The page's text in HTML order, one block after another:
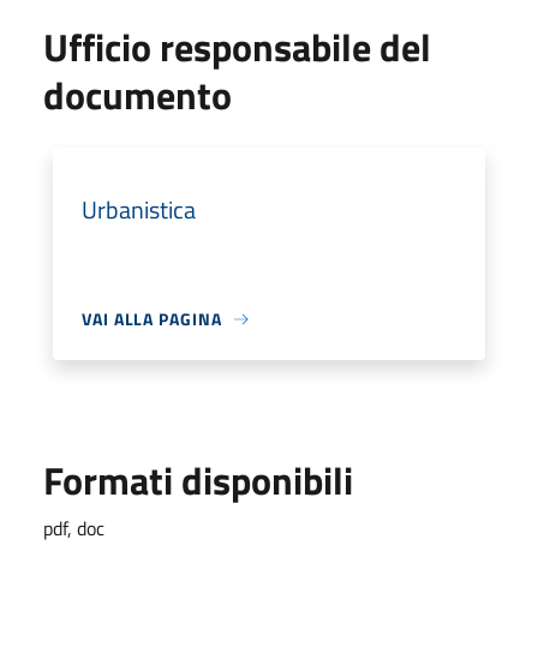
Ufficio responsabile del
documento
Urbanistica
VAI ALLA PAGINA
Formati disponibili
pdf, doc